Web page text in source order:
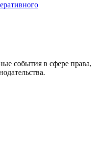
события в сфере права,